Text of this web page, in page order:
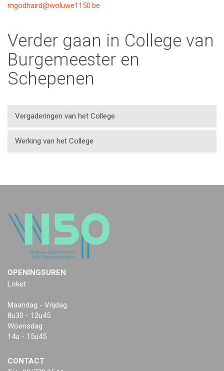
mgodhaird@woluwe1150.be
Verder gaan in College van
Burgemeester en
Schepenen
Vergaderingen van het College
Werking van het College
OPENINGSUREN
Loket :
Maandag - Vrijdag
8u30 - 12u45
Woensdag
14u - 15u45
CONTACT